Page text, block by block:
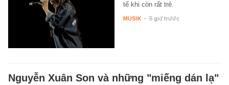
tế khi còn rất trẻ.
MUSIK - 5 giờ trước
Nguyễn Xuân Son và những "miếng dán lạ"